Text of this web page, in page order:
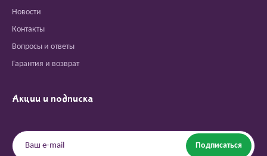
Новости
Контакты
Вопросы и ответы
Гарантия и возврат
Акции и подписка
Подписаться